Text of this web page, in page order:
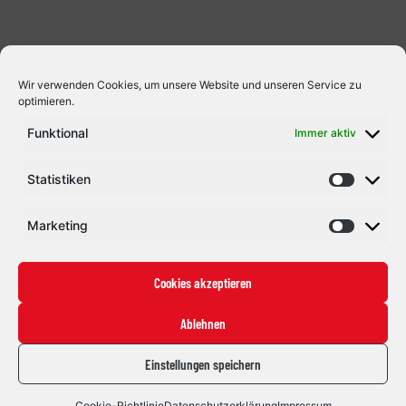
Wir verwenden Cookies, um unsere Website und unseren Service zu
optimieren.
Funktional Immer aktiv
Statistiken
Marketing
Cookies akzeptieren
Ablehnen
Einstellungen speichern